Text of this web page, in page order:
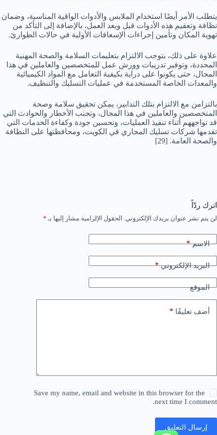
يتطلب الأمر أيضًا استخدام الملابس والأدوات الواقية المناسبة، وضمان
نظافة وتعقيم هذه الأدوات قبل وبعد العمل، بالإضافة إلى التأكد من
تهوية المكان وتأمين إجراءات الإسعافات الأولية في حالات الطوارئ.
علاوة على ذلك، يتوجب الالتزام بتعليمات السلامة والصحة المهنية
المحددة، وتوفير تدريبات وورش عمل للمتخصصين والعاملين في هذا
المجال، حتى يكونوا على دراية بكيفية التعامل مع المواد الكيميائية
والمعدات الخاصة المستخدمة في عمليات التسليك والتنظيف.
بالتزامن مع الالتزام بتلك التدابير، يمكن تحقيق سلامة وصحة
المتخصصين والعاملين في هذا المجال، وتجنب الأخطار والحوادث التي
قد تواجههم أثناء تنفيذ العمليات، وتحسين جودة وكفاءة الخدمات التي
تقدمها شركات تسليك المجاري في الكويت، ومحافظتها على النظافة
والصحة العامة. [29]
اترك ردّاً
لن يتم نشر عنوان بريدك الإلكتروني. الحقول الإلزامية مشار إليها بـ *
الاسم*
البريد الإلكتروني*
الموقع
أضف تعليقًا *
Save my name, email and website in this browser for the
next time I comment.
إرسال التعليق